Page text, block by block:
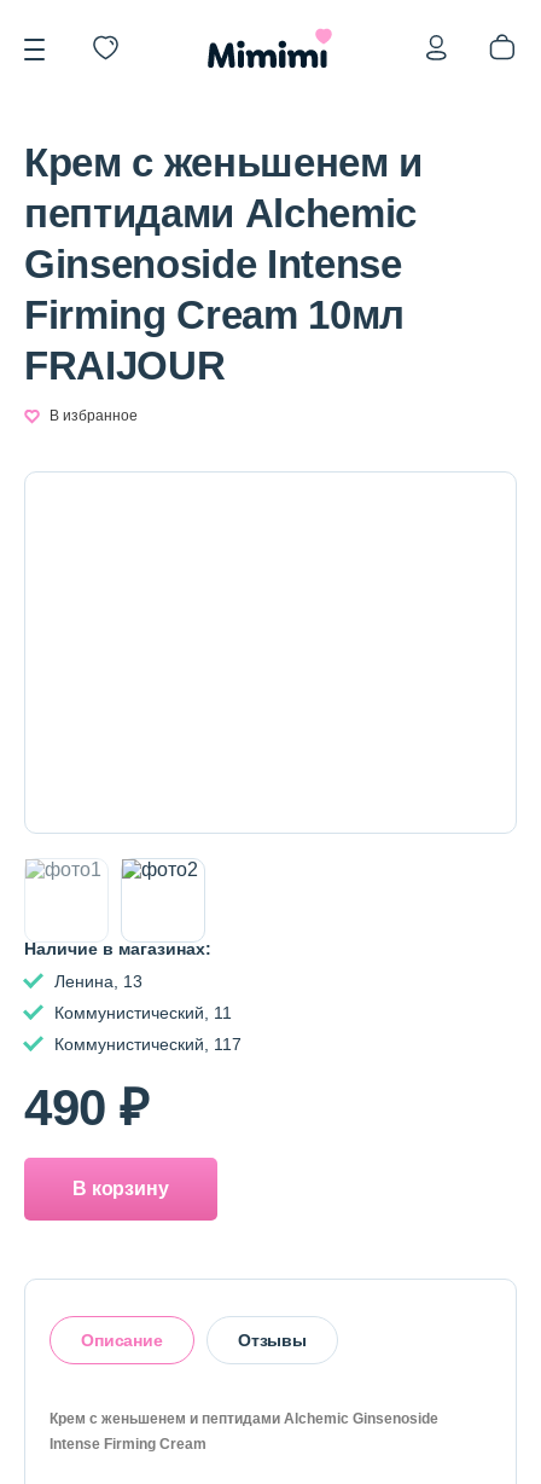
*OVERSTOCK -30%
Уход за лицом
Бытовая химия
Крем с женьшенем и
пептидами Alchemic
Ginsenoside Intense
Firming Cream 10мл
FRAIJOUR
В избранное
Наличие в магазинах:
Ленина, 13
Коммунистический, 11
Коммунистический, 117
490 ₽
В корзину
Описание Отзывы
Крем с женьшенем и пептидами Alchemic Ginsenoside
Intense Firming Cream